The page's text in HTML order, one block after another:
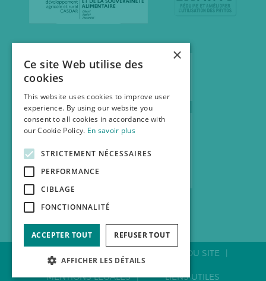
PLAN DU SITE
MENTIONS LÉGALES LIENS UTILES
×
Ce site Web utilise des
cookies
This website uses cookies to improve user
experience. By using our website you
consent to all cookies in accordance with
our Cookie Policy. En savoir plus
STRICTEMENT NÉCESSAIRES
PERFORMANCE
CIBLAGE
FONCTIONNALITÉ
ACCEPTER TOUT REFUSER TOUT
AFFICHER LES DÉTAILS